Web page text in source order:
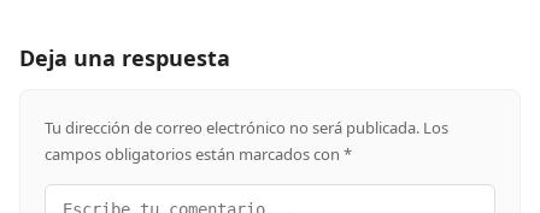
Deja una respuesta
Tu dirección de correo electrónico no será publicada. Los
campos obligatorios están marcados con *